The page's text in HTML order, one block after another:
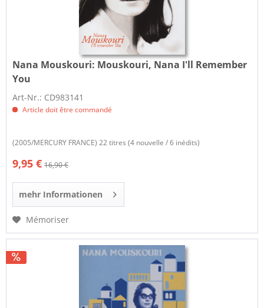
Nana Mouskouri: Mouskouri, Nana I'll Remember
You
Art-Nr.: CD983141
Article doit être commandé
(2005/MERCURY FRANCE) 22 titres (4 nouvelle / 6 inédits)
9,95 € 16,90 €
mehr Informationen
Mémoriser